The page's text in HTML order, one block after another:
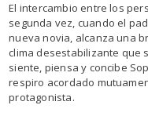
El intercambio entre los
segunda vez, cuando el
nueva novia, alcanza una
clima desestabilizante que
siente, piensa y concibe
respiro acordado
protagonista.